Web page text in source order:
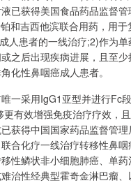
已获得美国食品药品监督
和吉西他滨联合用药，用
人患者的一线治疗;2)作为
之后出现疾病进展，且至
化性鼻咽癌成人患者。
一采用IgG1亚型并进行Fc
有效增强免疫治疗疗效，且
获得中国国家药品监督管
合化疗一线治疗转移性鼻
性鳞状非小细胞肺癌、单
治性经典型霍奇金淋巴瘤